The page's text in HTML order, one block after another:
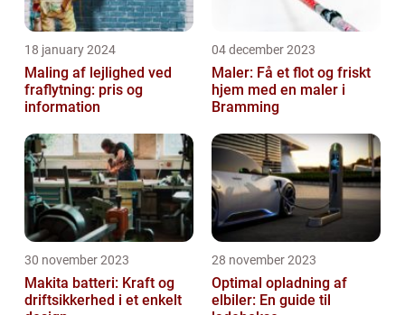
18 january 2024
Maling af lejlighed ved
fraflytning: pris og
information
04 december 2023
Maler: Få et flot og friskt
hjem med en maler i
Bramming
30 november 2023
Makita batteri: Kraft og
driftsikkerhed i et enkelt
28 november 2023
Optimal opladning af
elbiler: En guide til